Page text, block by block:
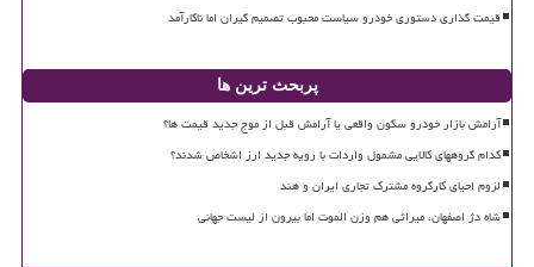
قیمت گذاری دستوری خودرو سیاست محبوب تصمیم گیران اما ناکارآمد
پربحث ترین ها
آرامش بازار خودرو سکون واقعی یا آرامش قبل از موج جدید قیمت ها؟
کدام گروههای کالایی مشمول واردات با رویه جدید ارز اشخاص شدند؟
لزوم احیای کارگروه مشترک تجاری ایران و هند
شاه دژ اصفهان، میراثی هم وزن الموت اما بیرون از لیست جهانی